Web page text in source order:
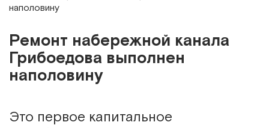
наполовину
Ремонт набережной канала
Грибоедова выполнен
наполовину
Это первое капитальное